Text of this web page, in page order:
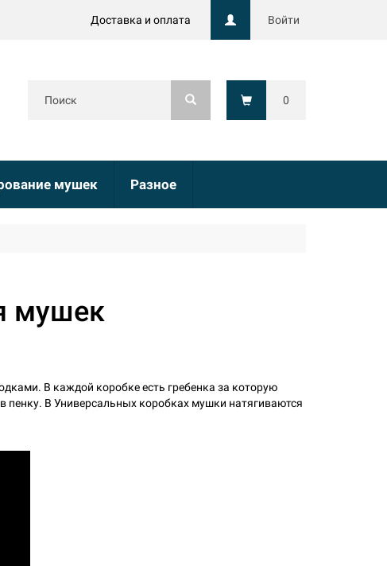
Доставка и оплата Войти
0
мушек Разное
мушек
В каждой коробке есть гребенка за которую
пенку. В Универсальных коробках мушки натягиваются